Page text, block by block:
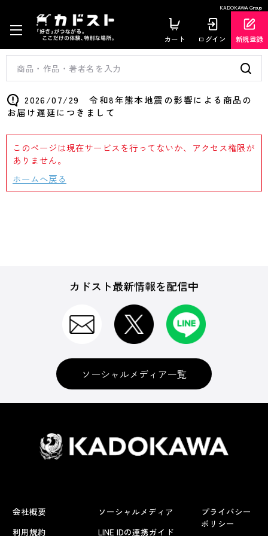
KADOKAWA Group
カート ログイン 新規登録
2026/07/29 令和8年熊本地震の影響による商品の
お届け遅延につきまして
このページは現在サービスを行ってないか、アクセス権限が
ありません。
ホームへ戻る
カドスト最新情報を配信中
ソーシャルメディア一覧
会社概要
利用規約
ソーシャルメディア
LINE IDの連携ガイド
プライバシー
ポリシー